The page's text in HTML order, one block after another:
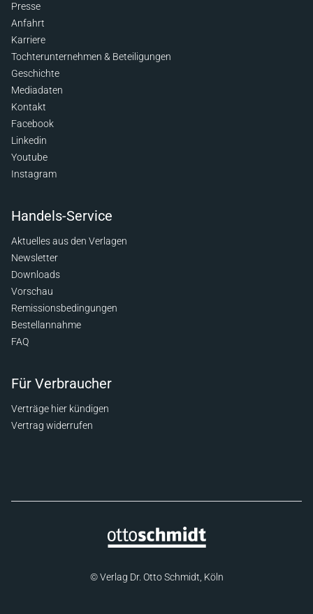
Presse
Anfahrt
Karriere
Tochterunternehmen & Beteiligungen
Geschichte
Mediadaten
Kontakt
Facebook
Linkedin
Youtube
Instagram
Handels-Service
Aktuelles aus den Verlagen
Newsletter
Downloads
Vorschau
Remissionsbedingungen
Bestellannahme
FAQ
Für Verbraucher
Verträge hier kündigen
Vertrag widerrufen
© Verlag Dr. Otto Schmidt, Köln